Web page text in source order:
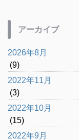
アーカイブ
2026年8月
(9)
2022年11月
(3)
2022年10月
(15)
2022年9月